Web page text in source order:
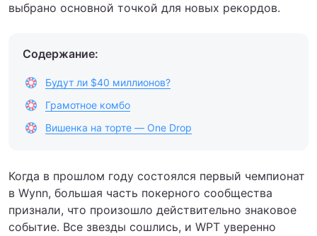
выбрано основной точкой для новых рекордов.
Содержание:
Будут ли $40 миллионов?
Грамотное комбо
Вишенка на торте — One Drop
Когда в прошлом году состоялся первый чемпионат
в Wynn, большая часть покерного сообщества
признали, что произошло действительно знаковое
событие. Все звезды сошлись, и WPT уверенно